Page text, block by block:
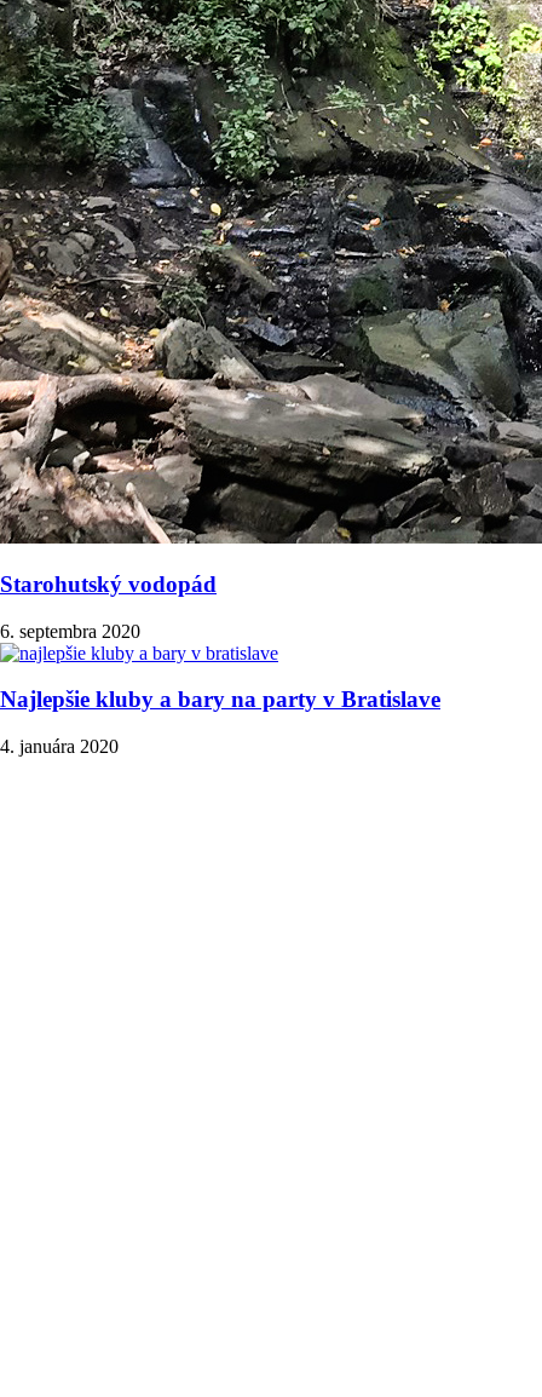
Starohutský vodopád
6. septembra 2020
Najlepšie kluby a bary na party v Bratislave
4. januára 2020